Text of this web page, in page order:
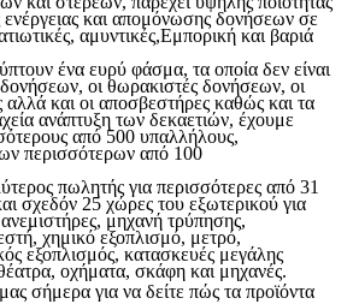
και απομόνωσης δονήσεων σε
αμυντικές,Εμπορική και βαριά
ένα ευρύ φάσμα, τα οποία δεν είναι
οι θωρακιστές δονήσεων, οι
αλλά και οι αποσβεστήρες καθώς και τα
ανάπτυξη των δεκαετιών, έχουμε
από 500 υπαλλήλους,
περισσότερων από 100
πωλητής για περισσότερες από 31
σχεδόν 25 χώρες του εξωτερικού για
μηχανή τρύπησης,
χημικό εξοπλισμό, μετρό,
εξοπλισμός, κατασκευές μεγάλης
οχήματα, σκάφη και μηχανές.
σήμερα για να δείτε πώς τα προϊόντα